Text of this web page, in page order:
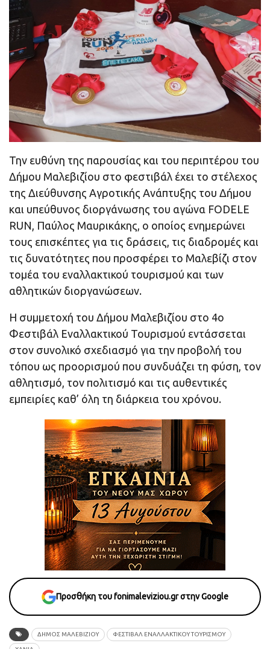
Την ευθύνη της παρουσίας και του περιπτέρου του
Δήμου Μαλεβιζίου στο φεστιβάλ έχει το στέλεχος
της Διεύθυνσης Αγροτικής Ανάπτυξης του Δήμου
και υπεύθυνος διοργάνωσης του αγώνα FODELE
RUN, Παύλος Μαυρικάκης, ο οποίος ενημερώνει
τους επισκέπτες για τις δράσεις, τις διαδρομές και
τις δυνατότητες που προσφέρει το Μαλεβίζι στον
τομέα του εναλλακτικού τουρισμού και των
αθλητικών διοργανώσεων.
Η συμμετοχή του Δήμου Μαλεβιζίου στο 4ο
Φεστιβάλ Εναλλακτικού Τουρισμού εντάσσεται
στον συνολικό σχεδιασμό για την προβολή του
τόπου ως προορισμού που συνδυάζει τη φύση, τον
αθλητισμό, τον πολιτισμό και τις αυθεντικές
εμπειρίες καθ’ όλη τη διάρκεια του χρόνου.
Προσθήκη του fonimaleviziou.gr στην Google
ΔΗΜΟΣ ΜΑΛΕΒΙΖΙΟΥ ΦΕΣΤΙΒΑΛ ΕΝΑΛΛΑΚΤΙΚΟΥ ΤΟΥΡΙΣΜΟΥ